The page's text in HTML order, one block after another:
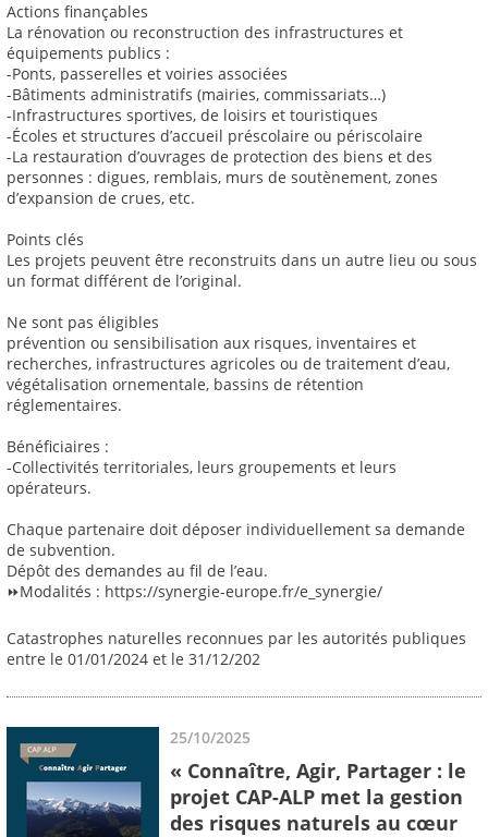
Actions finançables
La rénovation ou reconstruction des infrastructures et
équipements publics :
-Ponts, passerelles et voiries associées
-Bâtiments administratifs (mairies, commissariats…)
-Infrastructures sportives, de loisirs et touristiques
-Écoles et structures d’accueil préscolaire ou périscolaire
-La restauration d’ouvrages de protection des biens et des
personnes : digues, remblais, murs de soutènement, zones
d’expansion de crues, etc.
Points clés
Les projets peuvent être reconstruits dans un autre lieu ou sous
un format différent de l’original.
Ne sont pas éligibles
prévention ou sensibilisation aux risques, inventaires et
recherches, infrastructures agricoles ou de traitement d’eau,
végétalisation ornementale, bassins de rétention
réglementaires.
Bénéficiaires :
-Collectivités territoriales, leurs groupements et leurs
opérateurs.
Chaque partenaire doit déposer individuellement sa demande
de subvention.
Dépôt des demandes au fil de l’eau.
⏩Modalités : https://synergie-europe.fr/e_synergie/
Catastrophes naturelles reconnues par les autorités publiques
entre le 01/01/2024 et le 31/12/202
25/10/2025
« Connaître, Agir, Partager : le
projet CAP-ALP met la gestion
des risques naturels au cœur